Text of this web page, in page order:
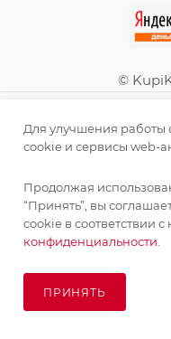
©
ПОМОЩЬ
ПОДПИСАТЬСЯ
Для улучшения работы
cookie и сервисы web-
Продолжая
“Принять”, вы
cookie в соответствии
конфиденциальности.
ПРИНЯТЬ